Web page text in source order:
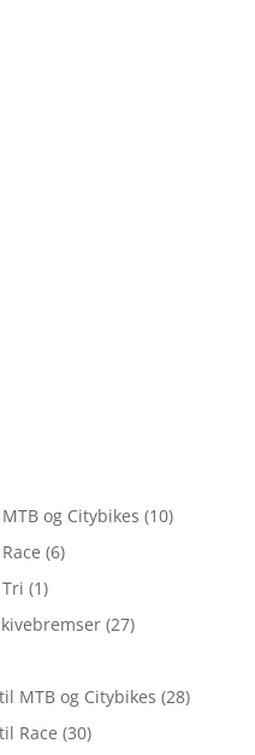
og Citybikes (10)
(6)
(1)
(27)
MTB og Citybikes (28)
Race (30)